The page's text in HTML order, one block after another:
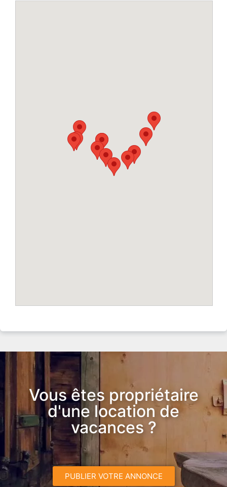
Vous êtes propriétaire
d'une location de
vacances ?
PUBLIER VOTRE ANNONCE